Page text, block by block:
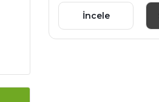
İncele